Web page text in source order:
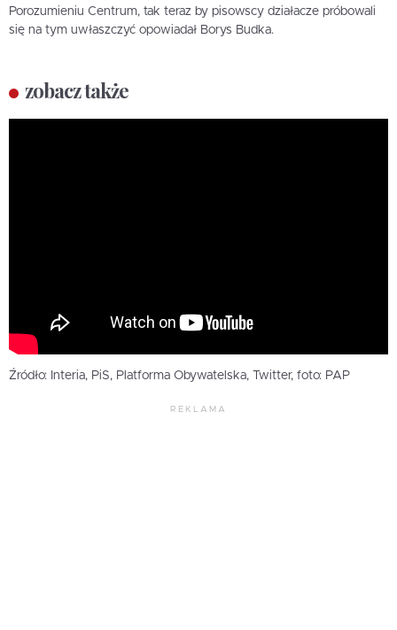
Porozumieniu Centrum, tak teraz by pisowscy działacze próbowali
się na tym uwłaszczyć opowiadał Borys Budka.
zobacz także
Źródło: Interia, PiS, Platforma Obywatelska, Twitter, foto: PAP
REKLAMA